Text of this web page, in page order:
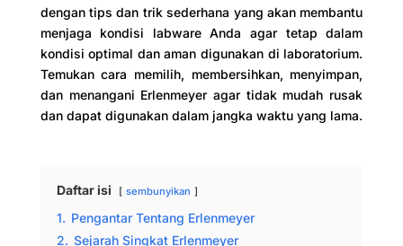
dengan tips dan trik sederhana yang akan membantu
menjaga kondisi labware Anda agar tetap dalam
kondisi optimal dan aman digunakan di laboratorium.
Temukan cara memilih, membersihkan, menyimpan,
dan menangani Erlenmeyer agar tidak mudah rusak
dan dapat digunakan dalam jangka waktu yang lama.
Daftar isi sembunyikan
1. Pengantar Tentang Erlenmeyer
2. Sejarah Singkat Erlenmeyer